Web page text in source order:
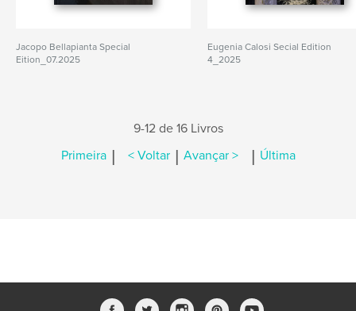
Jacopo Bellapianta Special
Eition_07.2025
Eugenia Calosi Secial Edition
4_2025
9-12 de 16 Livros
Primeira | < Voltar | Avançar > | Última